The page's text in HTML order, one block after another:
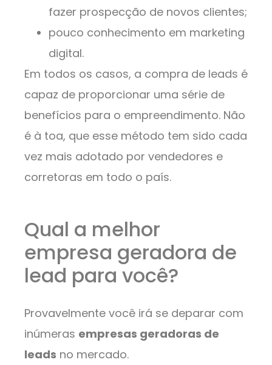
fazer prospecção de novos clientes;
pouco conhecimento em marketing
digital.
Em todos os casos, a compra de leads é
capaz de proporcionar uma série de
benefícios para o empreendimento. Não
é à toa, que esse método tem sido cada
vez mais adotado por vendedores e
corretoras em todo o país.
Qual a melhor
empresa geradora de
lead para você?
Provavelmente você irá se deparar com
inúmeras empresas geradoras de
leads no mercado.